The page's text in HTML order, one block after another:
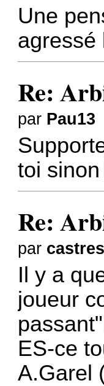
Une
agressé
Re:
par Pau13
toi
Re:
par
Il y a
joueur
ES-ce
A.Garel